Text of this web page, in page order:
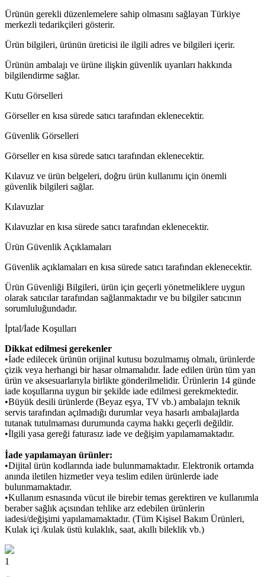
Ürünün gerekli düzenlemelere sahip olmasını sağlayan Türkiye
merkezli tedarikçileri gösterir.
Ürün bilgileri, ürünün üreticisi ile ilgili adres ve bilgileri içerir.
Ürünün ambalajı ve ürüne ilişkin güvenlik uyarıları hakkında
bilgilendirme sağlar.
Kutu Görselleri
Görseller en kısa sürede satıcı tarafından eklenecektir.
Güvenlik Görselleri
Görseller en kısa sürede satıcı tarafından eklenecektir.
Kılavuz ve ürün belgeleri, doğru ürün kullanımı için önemli
güvenlik bilgileri sağlar.
Kılavuzlar
Kılavuzlar en kısa sürede satıcı tarafından eklenecektir.
Ürün Güvenlik Açıklamaları
Güvenlik açıklamaları en kısa sürede satıcı tarafından eklenecektir.
Ürün Güvenliği Bilgileri, ürün için geçerli yönetmeliklere uygun
olarak satıcılar tarafından sağlanmaktadır ve bu bilgiler satıcının
sorumluluğundadır.
İptal/İade Koşulları
Dikkat edilmesi gerekenler
•İade edilecek ürünün orijinal kutusu bozulmamış olmalı, ürünlerde
çizik veya herhangi bir hasar olmamalıdır. İade edilen ürün tüm yan
ürün ve aksesuarlarıyla birlikte gönderilmelidir. Ürünlerin 14 günde
iade koşullarına uygun bir şekilde iade edilmesi gerekmektedir.
•Büyük desili ürünlerde (Beyaz eşya, TV vb.) ambalajın teknik
servis tarafından açılmadığı durumlar veya hasarlı ambalajlarda
tutanak tutulmaması durumunda cayma hakkı geçerli değildir.
•İlgili yasa gereği faturasız iade ve değişim yapılamamaktadır.
İade yapılamayan ürünler:
•Dijital ürün kodlarında iade bulunmamaktadır. Elektronik ortamda
anında iletilen hizmetler veya teslim edilen ürünlerde iade
bulunmamaktadır.
•Kullanım esnasında vücut ile birebir temas gerektiren ve kullanımla
beraber sağlık açısından tehlike arz edebilen ürünlerin
iadesi/değişimi yapılamamaktadır. (Tüm Kişisel Bakım Ürünleri,
Kulak içi /kulak üstü kulaklık, saat, akıllı bileklik vb.)
1